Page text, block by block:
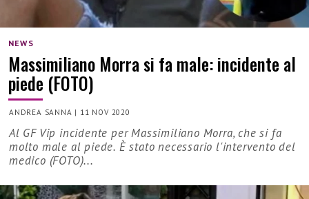
NEWS
Massimiliano Morra si fa male: incidente al
piede (FOTO)
ANDREA SANNA | 11 NOV 2020
Al GF Vip incidente per Massimiliano Morra, che si fa
molto male al piede. È stato necessario l'intervento del
medico (FOTO)...